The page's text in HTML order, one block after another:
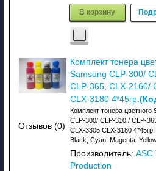
В корзину
Отзывов (0)
Комплект тонера
Samsung CLP-300/
CLP-365, CLX-2160/
CLX-3180 4*45гр.
Комплект тонера цветного
CLP-300/ CLP-310 / CLP-
CLX-3305 CLX-3180 4*45гр.
Black, Cyan, Magenta,
Производитель: ASC
Production